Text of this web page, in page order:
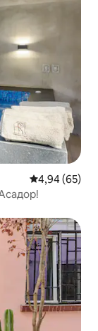
Просечна
4,94 (65)